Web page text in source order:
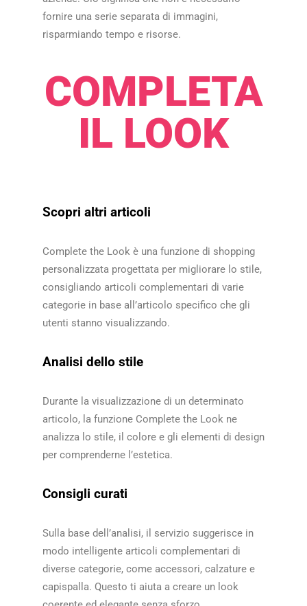
fornire una serie separata di immagini,
risparmiando tempo e risorse.​​
COMPLETA
IL LOOK​​
Scopri altri articoli
Complete the Look è una funzione di shopping
personalizzata progettata per migliorare lo stile,
consigliando articoli complementari di varie
categorie in base all’articolo specifico che gli
utenti stanno visualizzando.​​
Analisi dello stile
Durante la visualizzazione di un determinato
articolo, la funzione Complete the Look ne
analizza lo stile, il colore e gli elementi di design
per comprenderne l’estetica.​​
Consigli curati
Sulla base dell’analisi, il servizio suggerisce in
modo intelligente articoli complementari di
diverse categorie, come accessori, calzature e
capispalla. Questo ti aiuta a creare un look